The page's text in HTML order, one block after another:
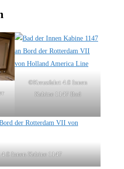
©Kreuzfahrt 4.0 Innen
Kabine 1147 Bad
Innen Kabine 1147